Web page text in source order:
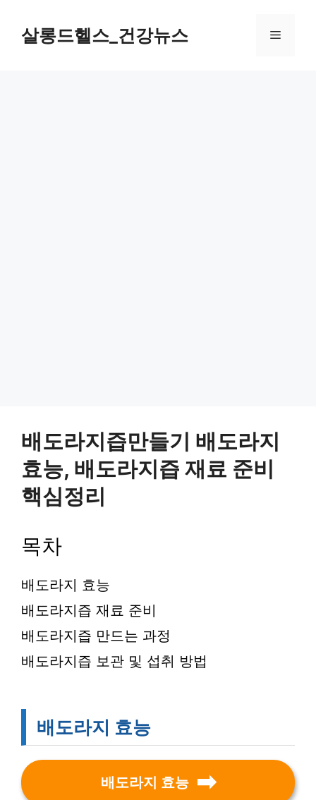
살롱드헬스_건강뉴스 메
배도라지즙만들기 배도라지
효능, 배도라지즙 재료 준비
핵심정리
목차
배도라지 효능
배도라지즙 재료 준비
배도라지즙 만드는 과정
배도라지즙 보관 및 섭취 방법
배도라지 효능
배도라지 효능